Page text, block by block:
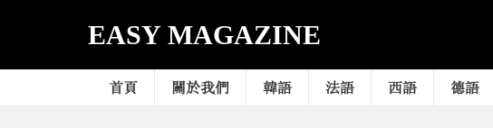
EASY MAGAZINE
首頁 關於我們 韓語 法語 西語 德語